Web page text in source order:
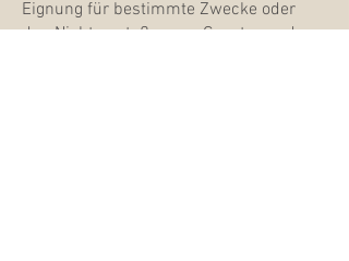
Eignung für bestimmte Zwecke oder
den Nichtverstoß gegen Gesetze und